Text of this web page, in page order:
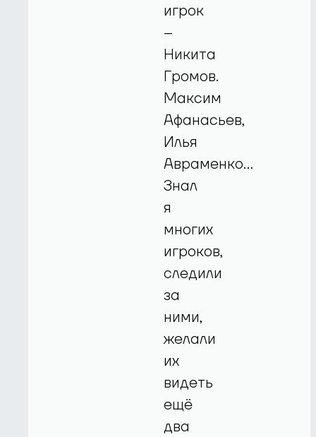
игрок
–
Никита
Громов.
Максим
Афанасьев,
Илья
Авраменко…
Знал
я
многих
игроков,
следили
за
ними,
желали
их
видеть
ещё
два